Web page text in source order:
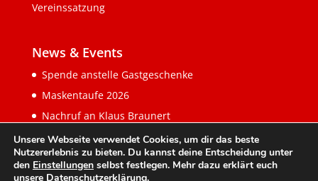
Vereinssatzung
News & Events
Spende anstelle Gastgeschenke
Maskentaufe 2026
Nachruf an Klaus Braunert
Unsere Webseite verwendet Cookies, um dir das beste
Nutzererlebnis zu bieten. Du kannst deine Entscheidung unter
den Einstellungen selbst festlegen. Mehr dazu erklärt euch
unsere Datenschutzerklärung.